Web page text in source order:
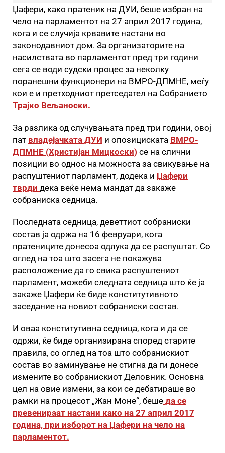
Џафери, како пратеник на ДУИ, беше избран на
чело на парламентот на 27 април 2017 година,
кога и се случија крвавите настани во
законодавниот дом. За организаторите на
насилствата во парламентот пред три години
сега се води судски процес за неколку
поранешни функционери на ВМРО-ДПМНЕ, меѓу
кои е и претходниот претседател на Собранието
Трајко Вељаноски.
За разлика од случувањата пред три години, овој
пат владејачката ДУИ и опозициската ВМРО-
ДПМНЕ (Христијан Мицкоски) се на слични
позиции во однос на можноста за свикување на
распуштениот парламент, додека и Џафери
тврди дека веќе нема мандат да закаже
собраниска седница.
Последната седница, деветтиот собраниски
состав ја одржа на 16 февруари, кога
пратениците донесоа одлука да се распуштат. Со
оглед на тоа што засега не покажува
расположение да го свика распуштениот
парламент, можеби следната седница што ќе ја
закаже Џафери ќе биде конститутивното
заседание на новиот собраниски состав.
И оваа конститутивна седница, кога и да се
одржи, ќе биде организирана според старите
правила, со оглед на тоа што собранискиот
состав во заминување не стигна да ги донесе
измените во собранискиот Деловник. Основна
цел на овие измени, за кои се дебатираше во
рамки на процесот „Жан Моне“, беше да се
превенираат настани како на 27 април 2017
година, при изборот на Џафери на чело на
парламентот.